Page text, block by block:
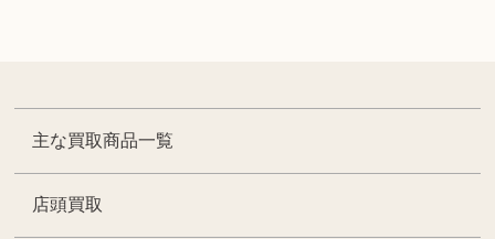
主な買取商品一覧
店頭買取